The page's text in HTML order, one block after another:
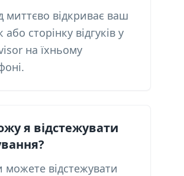
миттєво відкриває ваш
або сторінку відгуків у
на їхньому
я відстежувати
можете відстежувати